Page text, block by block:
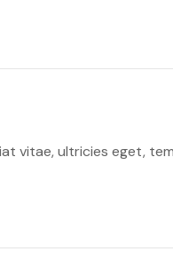
vitae, ultricies eget,